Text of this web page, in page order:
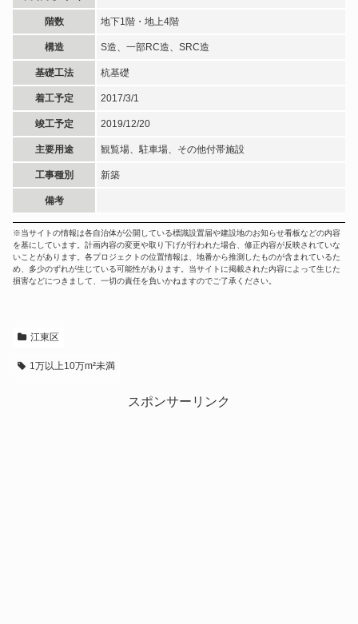
階数 地下1階・地上4階
構造 S造、一部RC造、SRC造
基礎工法 杭基礎
着工予定 2017/3/1
竣工予定 2019/12/20
主要用途 観覧場、駐車場、その他付帯施設
工事種別 新築
備考
※当サイトの情報は各自治体が公開している標識設置届や建設地のお知らせ看板などの内容
を基にしています。計画内容の変更や取り下げが行われた場合、修正内容が反映されていな
いことがあります。各プロジェクトの位置情報は、地番から推測したものが含まれているた
め、多少のずれが生じている可能性があります。当サイトに掲載された内容によって生じた
損害などにつきまして、一切の責任を負いかねますのでご了承ください。
江東区
1万以上10万m²未満
スポンサーリンク